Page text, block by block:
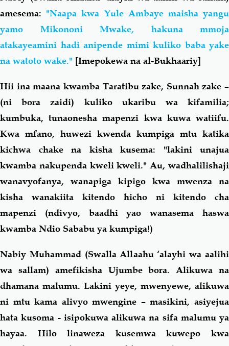
amesema: "Naapa kwa Yule Ambaye maisha yangu
yamo Mikononi Mwake, hakuna mmoja
atakayeamini hadi anipende mimi kuliko baba yake
na watoto wake." [Imepokewa na al-Bukhaariy]
Hii ina maana kwamba Taratibu zake, Sunnah zake –
(ni bora zaidi) kuliko ukaribu wa kifamilia;
kumbuka, tunaonesha mapenzi kwa kuwa watiifu.
Kwa mfano, huwezi kwenda kumpiga mtu katika
kichwa chake na kisha kusema: "lakini unajua
kwamba nakupenda kweli kweli." Au, wadhalilishaji
wanavyofanya, wanapiga kipigo kwa mwenza na
kisha wanakiita kitendo hicho ni kitendo cha
mapenzi (ndivyo, baadhi yao wanasema haswa
kwamba Ndio Sababu ya kumpiga!)
Nabiy Muhammad (Swalla Allaahu ‘alayhi wa aalihi
wa sallam) amefikisha Ujumbe bora. Alikuwa na
dhamana malumu. Lakini yeye, mwenyewe, alikuwa
ni mtu kama alivyo mwengine – masikini, asiyejua
hata kusoma - isipokuwa alikuwa na sifa malumu ya
hayaa. Hilo linaweza kusemwa kuwepo kwa